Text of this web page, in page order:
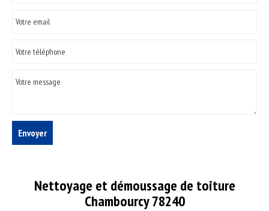
Nettoyage et démoussage de toiture
Chambourcy 78240